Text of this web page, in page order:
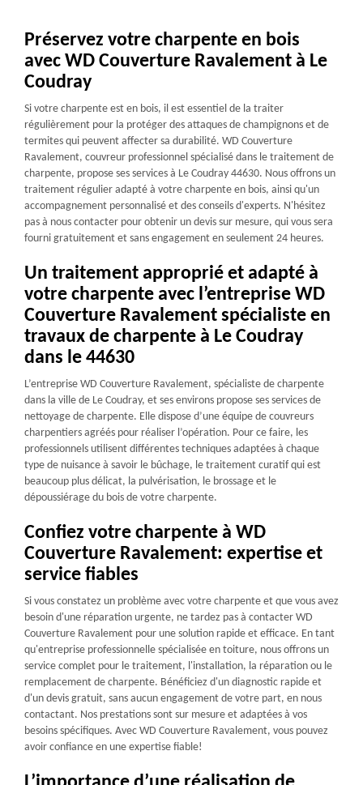
Préservez votre charpente en bois
avec WD Couverture Ravalement à Le
Coudray
Si votre charpente est en bois, il est essentiel de la traiter
régulièrement pour la protéger des attaques de champignons et de
termites qui peuvent affecter sa durabilité. WD Couverture
Ravalement, couvreur professionnel spécialisé dans le traitement de
charpente, propose ses services à Le Coudray 44630. Nous offrons un
traitement régulier adapté à votre charpente en bois, ainsi qu'un
accompagnement personnalisé et des conseils d'experts. N'hésitez
pas à nous contacter pour obtenir un devis sur mesure, qui vous sera
fourni gratuitement et sans engagement en seulement 24 heures.
Un traitement approprié et adapté à
votre charpente avec l’entreprise WD
Couverture Ravalement spécialiste en
travaux de charpente à Le Coudray
dans le 44630
L’entreprise WD Couverture Ravalement, spécialiste de charpente
dans la ville de Le Coudray, et ses environs propose ses services de
nettoyage de charpente. Elle dispose d’une équipe de couvreurs
charpentiers agréés pour réaliser l’opération. Pour ce faire, les
professionnels utilisent différentes techniques adaptées à chaque
type de nuisance à savoir le bûchage, le traitement curatif qui est
beaucoup plus délicat, la pulvérisation, le brossage et le
dépoussiérage du bois de votre charpente.
Confiez votre charpente à WD
Couverture Ravalement: expertise et
service fiables
Si vous constatez un problème avec votre charpente et que vous avez
besoin d'une réparation urgente, ne tardez pas à contacter WD
Couverture Ravalement pour une solution rapide et efficace. En tant
qu'entreprise professionnelle spécialisée en toiture, nous offrons un
service complet pour le traitement, l'installation, la réparation ou le
remplacement de charpente. Bénéficiez d'un diagnostic rapide et
d'un devis gratuit, sans aucun engagement de votre part, en nous
contactant. Nos prestations sont sur mesure et adaptées à vos
besoins spécifiques. Avec WD Couverture Ravalement, vous pouvez
avoir confiance en une expertise fiable!